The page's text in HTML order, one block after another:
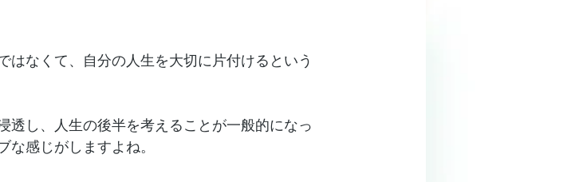
なくて、自分の人生を大切に片付けるという
透し、人生の後半を考えることが一般的になっ
感じがしますよね。